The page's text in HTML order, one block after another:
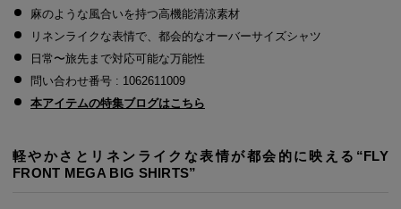
麻のような風合いを持つ高機能清涼素材
リネンライクな表情で、都会的なオーバーサイズシャツ
日常〜旅先まで対応可能な万能性
問い合わせ番号 : 1062611009
本アイテムの特集ブログはこちら
軽やかさとリネンライクな表情が都会的に映える“FLY
FRONT MEGA BIG SHIRTS”